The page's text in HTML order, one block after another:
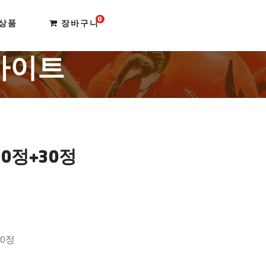
품 장바구니0
이트
정+30정
정